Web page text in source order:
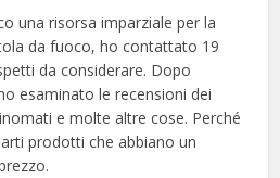
una risorsa imparziale per la
da fuoco, ​​ho contattato 19
da considerare. Dopo
esaminato le recensioni dei
e molte altre cose. Perché
prodotti che abbiano un